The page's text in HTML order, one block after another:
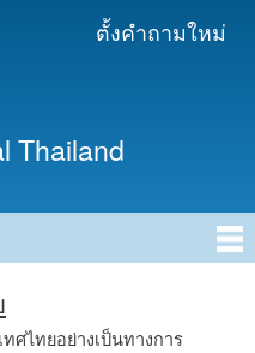
ตั้งคำถามใหม่
Thailand
ศไทยอย่างเป็นทางการ